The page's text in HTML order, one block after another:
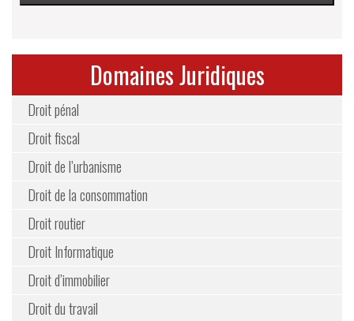
Domaines Juridiques
Droit pénal
Droit fiscal
Droit de l’urbanisme
Droit de la consommation
Droit routier
Droit Informatique
Droit d’immobilier
Droit du travail